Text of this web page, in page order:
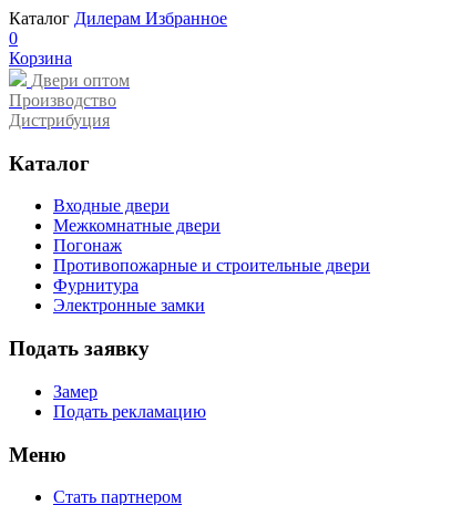
Каталог Дилерам Избранное
0
Корзина
Двери оптом
Производство
Дистрибуция
Каталог
Входные двери
Межкомнатные двери
Погонаж
Противопожарные и строительные двери
Фурнитура
Электронные замки
Подать заявку
Замер
Подать рекламацию
Меню
Стать партнером